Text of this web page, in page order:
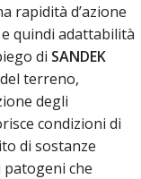
rapidità d’azione
quindi adattabilità
di SANDEK
terreno,
degli
condizioni di
di sostanze
che